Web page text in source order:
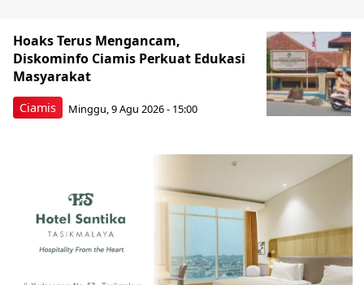
Ciamis
Hoaks Terus Mengancam,
Diskominfo Ciamis Perkuat Edukasi
Masyarakat
Minggu, 9 Agu 2026 - 15:00